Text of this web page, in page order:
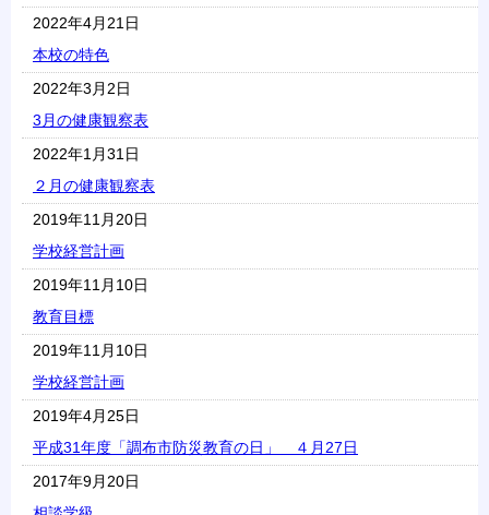
2022年4月21日
本校の特色
2022年3月2日
3月の健康観察表
2022年1月31日
２月の健康観察表
2019年11月20日
学校経営計画
2019年11月10日
教育目標
2019年11月10日
学校経営計画
2019年4月25日
平成31年度「調布市防災教育の日」 ４月27日
2017年9月20日